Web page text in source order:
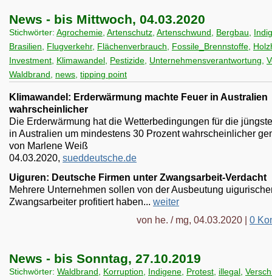
News - bis Mittwoch, 04.03.2020
Stichwörter: Agrochemie Artenschutz Artenschwund Bergbau
Brasilien
Flugverkehr, Flächenverbrauch Fossile_Brennstoffe
Investment
Klimawandel Pestizide Unternehmensverantwortung
Waldbrand
news tipping point
Klimawandel: Erderwärmung machte Feuer in Australien
wahrscheinlicher
Die Erderwärmung hat die Wetterbedingungen für die
in Australien um mindestens 30 Prozent wahrscheinlicher
von Marlene Weiß
04.03.2020, sueddeutsche.de
Uiguren: Deutsche Firmen unter Zwangsarbeit-Verdacht
Mehrere Unternehmen sollen von der Ausbeutung
Zwangsarbeiter profitiert haben... weiter
von he. / mg, 04.03.2020 | 0
News - bis Sonntag, 27.10.2019
Stichwörter: Waldbrand Korruption Indigene Protest illegal